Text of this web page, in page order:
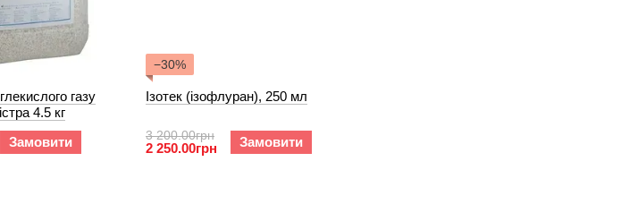
газу
4.5 кг
Замовити
−30%
Ізотек (ізофлуран), 250 мл
3 200.00грн
2 250.00грн Замовити